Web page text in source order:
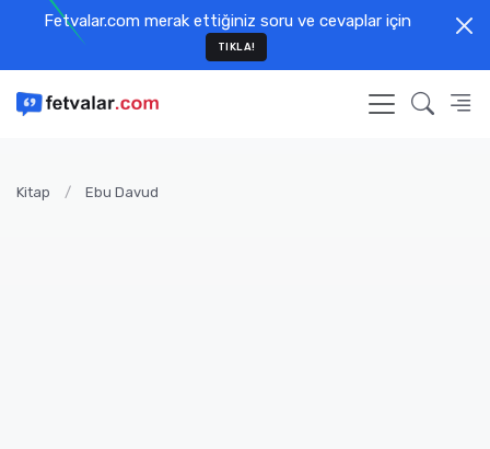
Fetvalar.com merak ettiğiniz soru ve cevaplar için
TIKLA!
Kitap Ebu Davud